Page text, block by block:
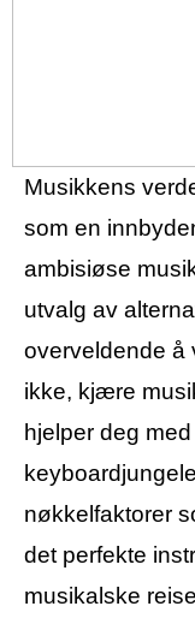
Musikkens
som en
ambisiøse
utvalg av
overveldende å
ikke, kjære
hjelper deg
nøkkelfaktorer
det perfekte
musikalske